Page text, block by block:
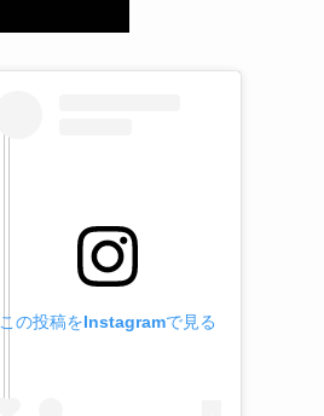
この投稿をInstagramで見る